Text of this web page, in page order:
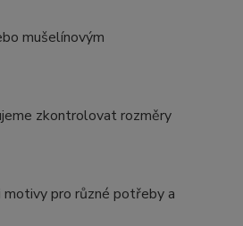
mušelínovým
zkontrolovat rozměry
pro různé potřeby a